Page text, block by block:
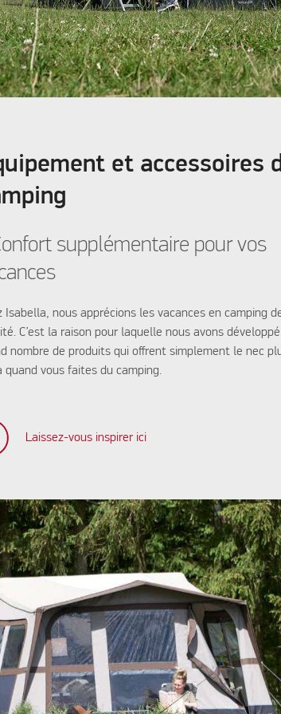
et accessoires
supplémentaire pour vos
Isabella, nous apprécions les vacances en camping
C’est la raison pour laquelle nous avons
nombre de produits qui offrent simplement le nec
quand vous faites du camping.
Laissez-vous inspirer ici